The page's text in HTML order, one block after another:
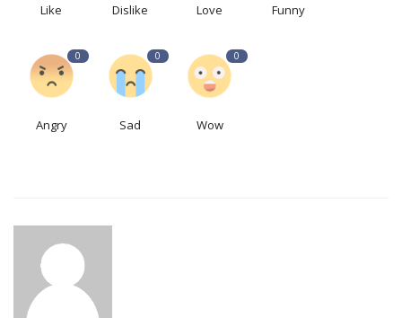
Like Dislike Love Funny
0
Angry
0
Sad
0
Wow